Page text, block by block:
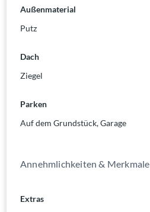
Minuten mit dem Auto.
Außenmaterial
Putz
Dach
Ziegel
Parken
Auf dem Grundstück,Garage
Annehmlichkeiten & Merkmale
Extras